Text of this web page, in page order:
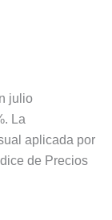
julio
La
aplicada por
de Precios